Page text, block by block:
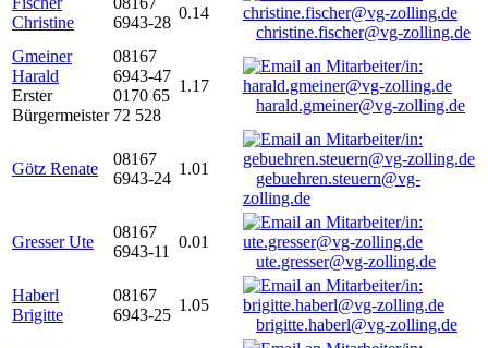
Christine
6943-28
0.14
christine.fischer@vg-zolling.de
Gmeiner
Harald
Erster
Bürgermeister
08167
6943-47
0170 65
72 528
1.17
harald.gmeiner@vg-zolling.de
Götz Renate
08167
6943-24
1.01
gebuehren.steuern@vg-
zolling.de
Gresser Ute
08167
6943-11
0.01
ute.gresser@vg-zolling.de
Haberl
Brigitte
08167
6943-25
1.05
brigitte.haberl@vg-zolling.de